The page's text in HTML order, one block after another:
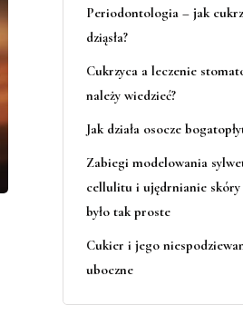
Periodontologia – jak
dziąsła?
Cukrzyca a leczenie
należy wiedzieć?
Jak działa osocze
Zabiegi modelowania
cellulitu i ujędrnianie skóry
było tak proste
Cukier i jego
uboczne